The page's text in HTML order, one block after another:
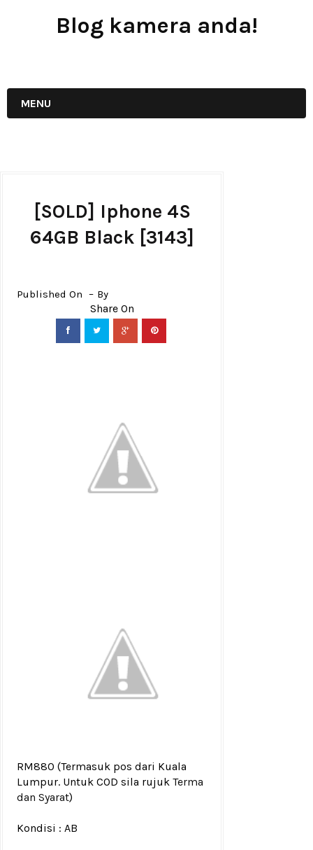
Blog kamera anda!
MENU
[SOLD] Iphone 4S
64GB Black [3143]
Published On By
RM880 (Termasuk pos dari Kuala
Lumpur. Untuk COD sila rujuk Terma
dan Syarat)
Kondisi : AB